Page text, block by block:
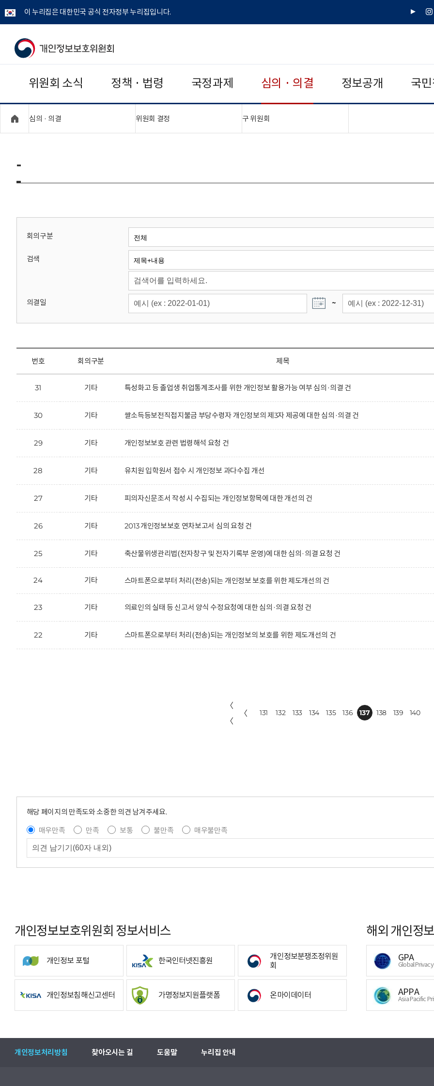
이 누리집은 대한민국 공식 전자정부 누리집입니다.
유
인
개
보
보
위
회
위원회 소식 정책 · 법령 국정과제 심의 · 의결 정보공개 국
심의 · 의결 위원회 결정 구 위원회
-
회의구분
검색
의결일 ~
번호 회의구분 제목
31 기타 특성화고 등 졸업생 취업통계조사를 위한 개인정보 활용가능 여부 심의·의결 건
30 기타 쌀소득등보전직접지불금 부당수령자 개인정보의 제3자 제공에 대한 심의·의결 건
29 기타 개인정보보호 관련 법령해석 요청 건
28 기타 유치원 입학원서 접수 시 개인정보 과다수집 개선
27 기타 피의자신문조서 작성 시 수집되는 개인정보항목에 대한 개선의 건
26 기타 2013 개인정보보호 연차보고서 심의 요청 건
25 기타 축산물위생관리법(전자창구 및 전자기록부 운영)에 대한 심의·의결 요청 건
24 기타 스마트폰으로부터 처리(전송)되는 개인정보 보호를 위한 제도개선의 건
23 기타 의료인의 실태 등 신고서 양식 수정요청에 대한 심의·의결 요청 건
22 기타 스마트폰으로부터 처리(전송)되는 개인정보의 보호를 위한 제도개선의 건
〈
〈
〈 131 132 133 134 135 136 137 138 139 140
해당 페이지의 만족도와 소중한 의견 남겨주세요.
매우만족
만족 보통 불만족 매우불만족
개인정보보호위원회 정보서비스
개인정보 포털 한국인터넷진흥원
개인정보분쟁조정위원
회
개인정보침해신고센터 가명정보지원플랫폼 온마이데이터
해외 개인정
GPA
Global
APPA
Asia Pacific
개인정보처리방침 찾아오시는 길 도움말 누리집 안내